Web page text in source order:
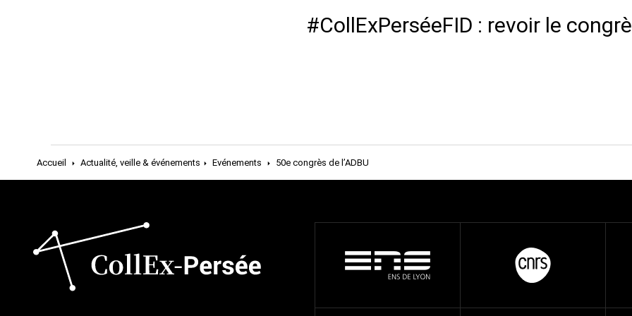
#CollExPerséeFID : revoir le
Accueil Actualité, veille & événements Evénements 50e congrès de l’ADBU